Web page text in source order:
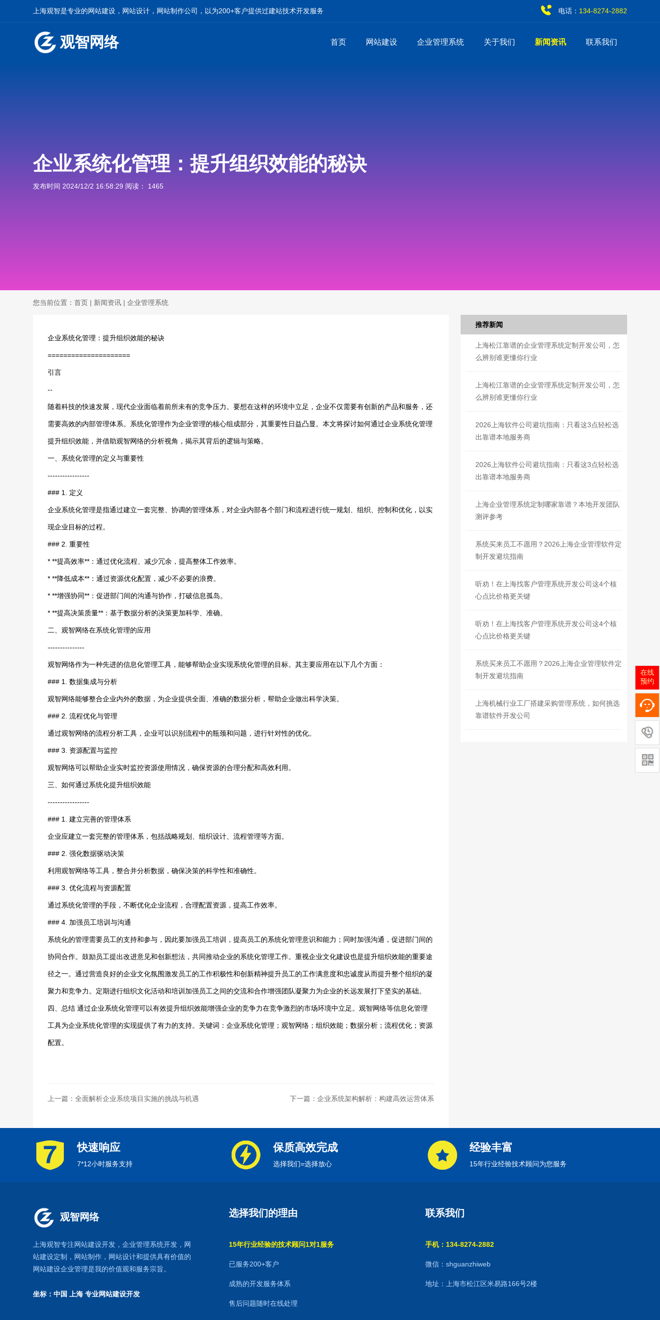
上海观智是专业的网站建设，网站设计，网站制作公司，以为200+客户提供过建站技术开发服务 134-8274-2882
电话：
观智网络 首页 网站建设 企业管理系统 关于我们 新闻资讯 联系我们
企业系统化管理：提升组织效能的秘诀
发布时间 2024/12/2 16:58:29 阅读： 1465
您当前位置：首页 | 新闻资讯 | 企业管理系统
企业系统化管理：提升组织效能的秘诀
=====================
引言
--
随着科技的快速发展，现代企业面临着前所未有的竞争压力。要想在这样的环境中立足，企业不仅需要有创新的产品和服务，还
需要高效的内部管理体系。系统化管理作为企业管理的核心组成部分，其重要性日益凸显。本文将探讨如何通过企业系统化管理
提升组织效能，并借助观智网络的分析视角，揭示其背后的逻辑与策略。
一、系统化管理的定义与重要性
-----------------
### 1. 定义
企业系统化管理是指通过建立一套完整、协调的管理体系，对企业内部各个部门和流程进行统一规划、组织、控制和优化，以实
现企业目标的过程。
### 2. 重要性
* **提高效率**：通过优化流程、减少冗余，提高整体工作效率。
* **降低成本**：通过资源优化配置，减少不必要的浪费。
* **增强协同**：促进部门间的沟通与协作，打破信息孤岛。
* **提高决策质量**：基于数据分析的决策更加科学、准确。
二、观智网络在系统化管理的应用
---------------
观智网络作为一种先进的信息化管理工具，能够帮助企业实现系统化管理的目标。其主要应用在以下几个方面：
### 1. 数据集成与分析
观智网络能够整合企业内外的数据，为企业提供全面、准确的数据分析，帮助企业做出科学决策。
### 2. 流程优化与管理
通过观智网络的流程分析工具，企业可以识别流程中的瓶颈和问题，进行针对性的优化。
### 3. 资源配置与监控
观智网络可以帮助企业实时监控资源使用情况，确保资源的合理分配和高效利用。
三、如何通过系统化提升组织效能
-----------------
### 1. 建立完善的管理体系
企业应建立一套完整的管理体系，包括战略规划、组织设计、流程管理等方面。
### 2. 强化数据驱动决策
利用观智网络等工具，整合并分析数据，确保决策的科学性和准确性。
### 3. 优化流程与资源配置
通过系统化管理的手段，不断优化企业流程，合理配置资源，提高工作效率。
### 4. 加强员工培训与沟通
系统化的管理需要员工的支持和参与，因此要加强员工培训，提高员工的系统化管理意识和能力；同时加强沟通，促进部门间的
协同合作。鼓励员工提出改进意见和创新想法，共同推动企业的系统化管理工作。重视企业文化建设也是提升组织效能的重要途
径之一。通过营造良好的企业文化氛围激发员工的工作积极性和创新精神提升员工的工作满意度和忠诚度从而提升整个组织的凝
聚力和竞争力。定期进行组织文化活动和培训加强员工之间的交流和合作增强团队凝聚力为企业的长远发展打下坚实的基础。
四、总结 通过企业系统化管理可以有效提升组织效能增强企业的竞争力在竞争激烈的市场环境中立足。观智网络等信息化管理
工具为企业系统化管理的实现提供了有力的支持。关键词：企业系统化管理；观智网络；组织效能；数据分析；流程优化；资源
配置。
上一篇：全面解析企业系统项目实施的挑战与机遇 下一篇：企业系统架构解析：构建高效运营体系
推荐新闻
上海松江靠谱的企业管理系统定制开发公司，怎
么辨别谁更懂你行业
上海松江靠谱的企业管理系统定制开发公司，怎
么辨别谁更懂你行业
2026上海软件公司避坑指南：只看这3点轻松选
出靠谱本地服务商
2026上海软件公司避坑指南：只看这3点轻松选
出靠谱本地服务商
上海企业管理系统定制哪家靠谱？本地开发团队
测评参考
系统买来员工不愿用？2026上海企业管理软件定
制开发避坑指南
听劝！在上海找客户管理系统开发公司这4个核
心点比价格更关键
听劝！在上海找客户管理系统开发公司这4个核
心点比价格更关键
系统买来员工不愿用？2026上海企业管理软件定
制开发避坑指南
上海机械行业工厂搭建采购管理系统，如何挑选
靠谱软件开发公司
快速响应
7*12小时服务支持
保质高效完成
选择我们=选择放心
经验丰富
15年行业经验技术顾问为您服务
观智网络
上海观智专注网站建设开发 ，企业管理系统开发， 网
站建设定制 ， 网站制作 ， 网站设计和提供具有价值的
网站建设企业管理是我的价值观和服务宗旨。
坐标：中国 上海专业网站建设开发
选择我们的理由
15年行业经验的技术顾问1对1服务
已服务200+客户
成熟的开发服务体系
售后问题随时在线处理
联系我们
手机：134-8274-2882
微信：shguanzhiweb
地址：上海市松江区米易路166号2楼
在线
预约